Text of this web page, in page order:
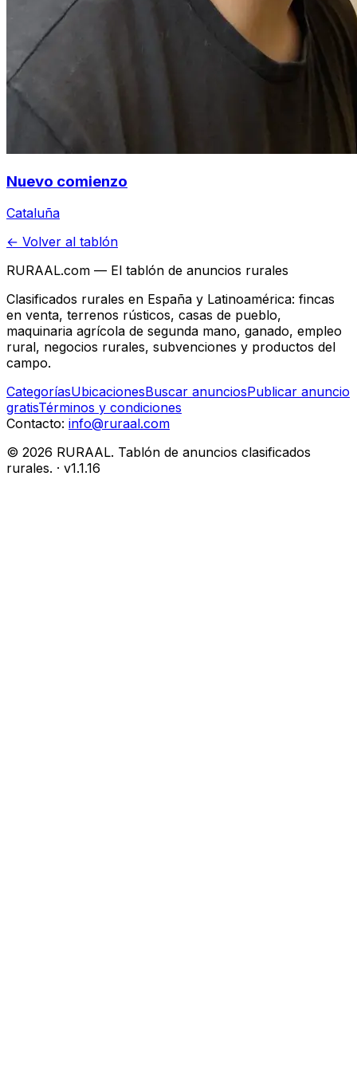
Nuevo comienzo
Cataluña
← Volver al tablón
RURAAL.com — El tablón de anuncios rurales
Clasificados rurales en España y Latinoamérica: fincas
en venta, terrenos rústicos, casas de pueblo,
maquinaria agrícola de segunda mano, ganado, empleo
rural, negocios rurales, subvenciones y productos del
campo.
CategoríasUbicacionesBuscar anunciosPublicar anuncio
gratisTérminos y condiciones
Contacto: info@ruraal.com
© 2026 RURAAL. Tablón de anuncios clasificados
rurales. · v1.1.16